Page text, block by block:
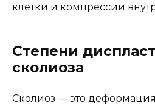
клетки и компрессии
Степени
сколиоза
Сколиоз — это